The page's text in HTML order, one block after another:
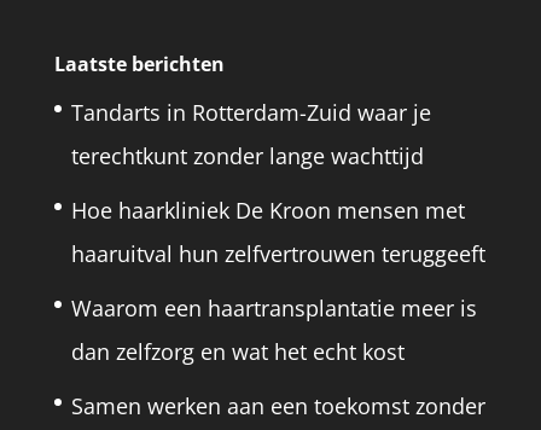
Laatste berichten
Tandarts in Rotterdam-Zuid waar je
terechtkunt zonder lange wachttijd
Hoe haarkliniek De Kroon mensen met
haaruitval hun zelfvertrouwen teruggeeft
Waarom een haartransplantatie meer is
dan zelfzorg en wat het echt kost
Samen werken aan een toekomst zonder